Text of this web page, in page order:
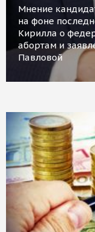
Мнение
на фоне
Кирилла о
абортам и
Павловой